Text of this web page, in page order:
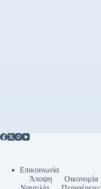
Επικοινωνία
Άποψη
Οικονομία